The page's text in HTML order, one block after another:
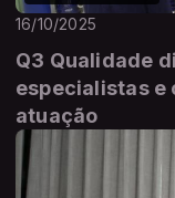
16/10/2025
Q3 Qualidade
especialistas e
atuação